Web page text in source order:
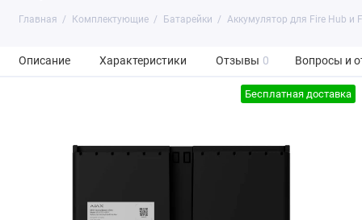
Главная Комплектующие Батарейки Аккумулятор для Fire Hub и
Описание Характеристики Отзывы 0 Вопросы и
Бесплатная доставка